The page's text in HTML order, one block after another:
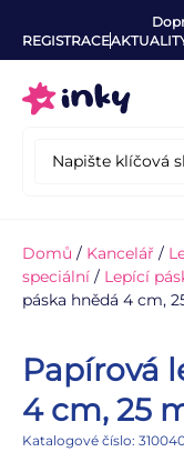
REGISTRACE
Domů / Kancelář /
speciální / Lepící
páska hnědá 4 cm,
Papírová
4 cm, 25
Katalogové číslo: